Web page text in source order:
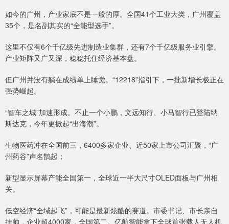
如今的广州，产业家底不是一般的厚。全国41个工业大类，广州覆盖
35个，是名副其实的“全能型选手”。
这里不仅有6个千亿级先进制造业集群，还有7个千亿级服务业引擎。
产业矩阵又广又深，稳稳托住经济基本盘。
但广州并没有躺在成绩单上睡觉。“12218”指引下，一批新增长极正在
强势崛起。
“智车之城”加速形成。不止一个小鹏，文远知行、小马智行已登陆纳
斯达克，今年更掀起“出海潮”。
生物医药冲在全国前三，6400多家企业、近50家上市公司汇聚，“广
州药谷”声名鹊起；
新型显示屏幕产能全国第一，全球近一半大尺寸OLED面板与广州相
关。
低空经济“全域起飞”，可能是最新炫酷的赛道。市委书记、市长亲自
挂帅，企业超4000家，全国第二。亿航智能拿下全球首张载人无人机